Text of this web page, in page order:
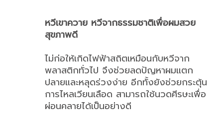
หวีเขาควาย หวีจากธรรมชาติเพื่อผมสวย
สุขภาพดี
ไม่ก่อให้เกิดไฟฟ้าสถิตเหมือนกับหวีจาก
พลาสติกทั่วไป จึงช่วยลดปัญหาผมแตก
ปลายและหลุดร่วงง่าย อีกทั้งยังช่วยกระตุ้น
การไหลเวียนเลือด สามารถใช้นวดศีรษะเพื่อ
ผ่อนคลายได้เป็นอย่างดี